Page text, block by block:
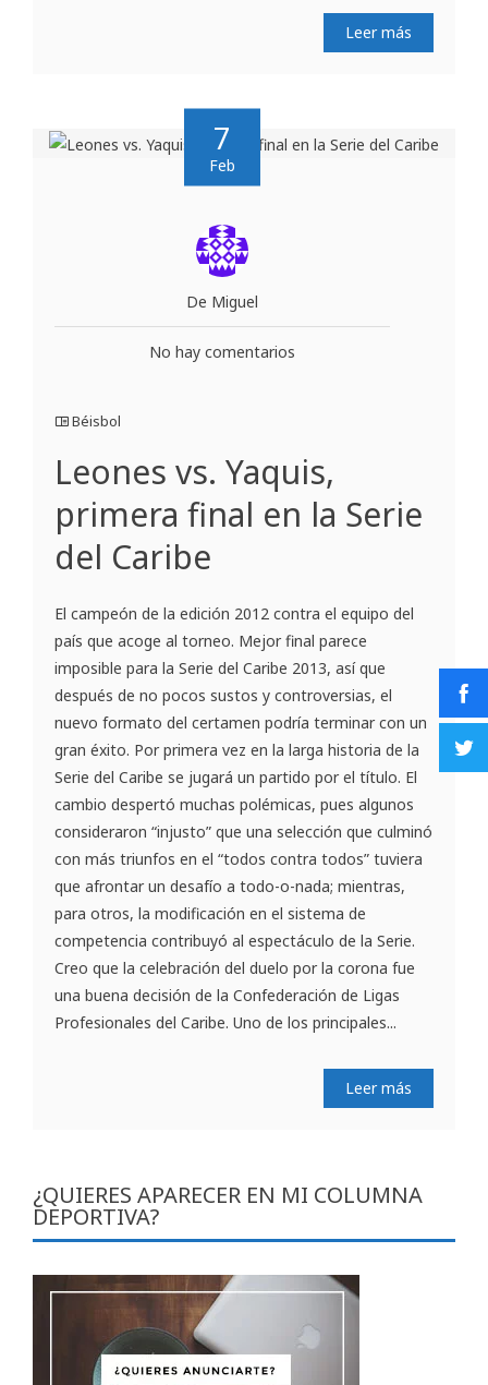
Leer más
7
Feb
De Miguel
No hay comentarios
Béisbol
Leones vs. Yaquis,
primera final en la Serie
del Caribe
El campeón de la edición 2012 contra el equipo del
país que acoge al torneo. Mejor final parece
imposible para la Serie del Caribe 2013, así que
después de no pocos sustos y controversias, el
nuevo formato del certamen podría terminar con un
gran éxito. Por primera vez en la larga historia de la
Serie del Caribe se jugará un partido por el título. El
cambio despertó muchas polémicas, pues algunos
consideraron “injusto” que una selección que culminó
con más triunfos en el “todos contra todos” tuviera
que afrontar un desafío a todo-o-nada; mientras,
para otros, la modificación en el sistema de
competencia contribuyó al espectáculo de la Serie.
Creo que la celebración del duelo por la corona fue
una buena decisión de la Confederación de Ligas
Profesionales del Caribe. Uno de los principales...
Leer más
¿QUIERES APARECER EN MI COLUMNA
DEPORTIVA?